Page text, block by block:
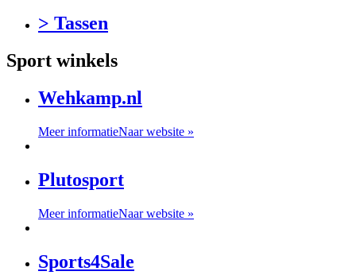
> Tassen
Sport winkels
Wehkamp.nl
Meer informatieNaar website »
Plutosport
Meer informatieNaar website »
Sports4Sale